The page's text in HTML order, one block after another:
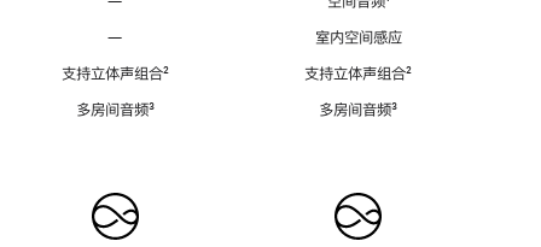
—
支持立体声组合脚
²
多房间音频脚
³
室内空间感应
支持立体声组合脚
²
多房间音频脚
³